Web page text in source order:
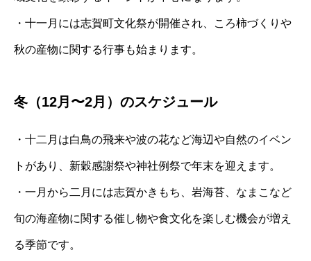
・十一月には志賀町文化祭が開催され、ころ柿づくりや
秋の産物に関する行事も始まります。
冬（12月〜2月）のスケジュール
・十二月は白鳥の飛来や波の花など海辺や自然のイベン
トがあり、新穀感謝祭や神社例祭で年末を迎えます。
・一月から二月には志賀かきもち、岩海苔、なまこなど
旬の海産物に関する催し物や食文化を楽しむ機会が増え
る季節です。